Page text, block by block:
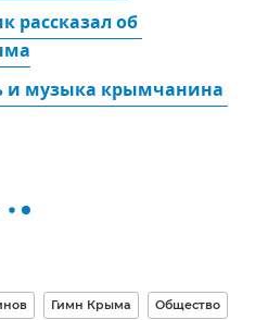
рассказал об
и музыка крымчанина
Гимн Крыма Общество